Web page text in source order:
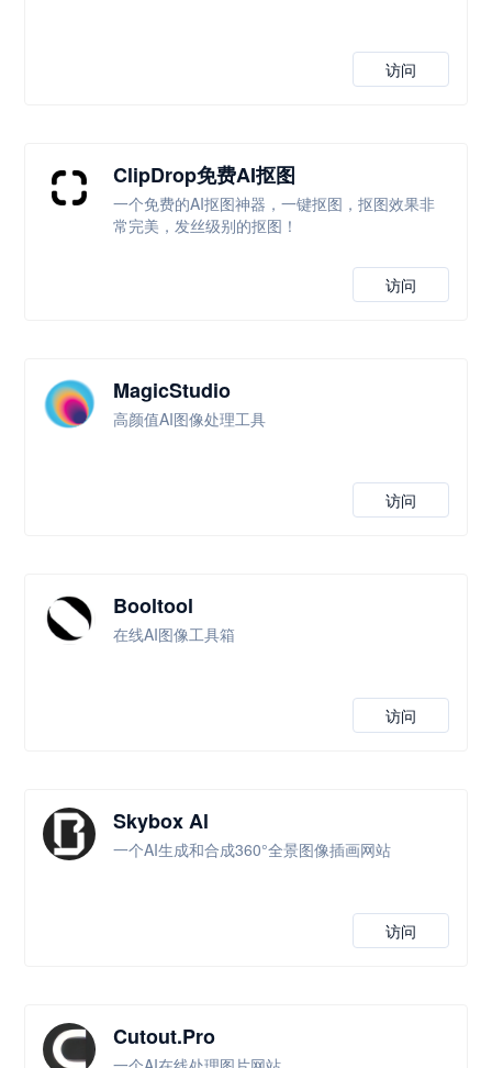
访问
ClipDrop免费AI抠图
一个免费的AI抠图神器，一键抠图，抠图效果非
常完美，发丝级别的抠图！
访问
MagicStudio
高颜值AI图像处理工具
访问
Booltool
在线AI图像工具箱
访问
Skybox Al
一个AI生成和合成360°全景图像插画网站
访问
Cutout.Pro